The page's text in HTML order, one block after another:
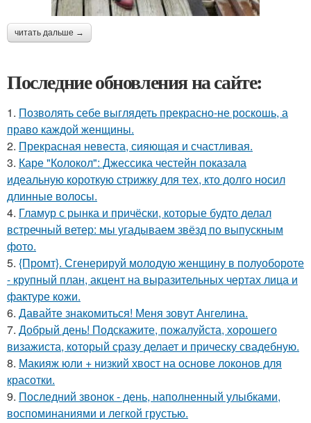
читать дальше →
Последние обновления на сайте:
1. Позволять себе выглядеть прекрасно-не роскошь, а
право каждой женщины.
2. Прекрасная невеста, сияющая и счастливая.
3. Каре "Колокол": Джессика честейн показала
идеальную короткую стрижку для тех, кто долго носил
длинные волосы.
4. Гламур с рынка и причёски, которые будто делал
встречный ветер: мы угадываем звёзд по выпускным
фото.
5. {Промт}. Сгенерируй молодую женщину в полуобороте
- крупный план, акцент на выразительных чертах лица и
фактуре кожи.
6. Давайте знакомиться! Меня зовут Ангелина.
7. Добрый день! Подскажите, пожалуйста, хорошего
визажиста, который сразу делает и прическу свадебную.
8. Макияж юли + низкий хвост на основе локонов для
красотки.
9. Последний звонок - день, наполненный улыбками,
воспоминаниями и легкой грустью.